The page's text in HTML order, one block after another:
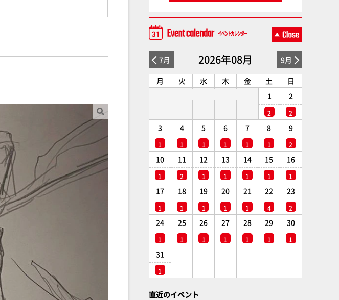
7月 2026年08月 9月
月 火 水 木 金 土
日
1
2
2
2
3
1
4
1
5
1
6
1
7
1
8
1
9
2
10
1
11
2
12
1
13
1
14
1
15
1
16
1
17
1
18
1
19
1
20
1
21
1
22
4
23
2
24
1
25
1
26
1
27
1
28
1
29
1
30
1
31
1
直近のイベント